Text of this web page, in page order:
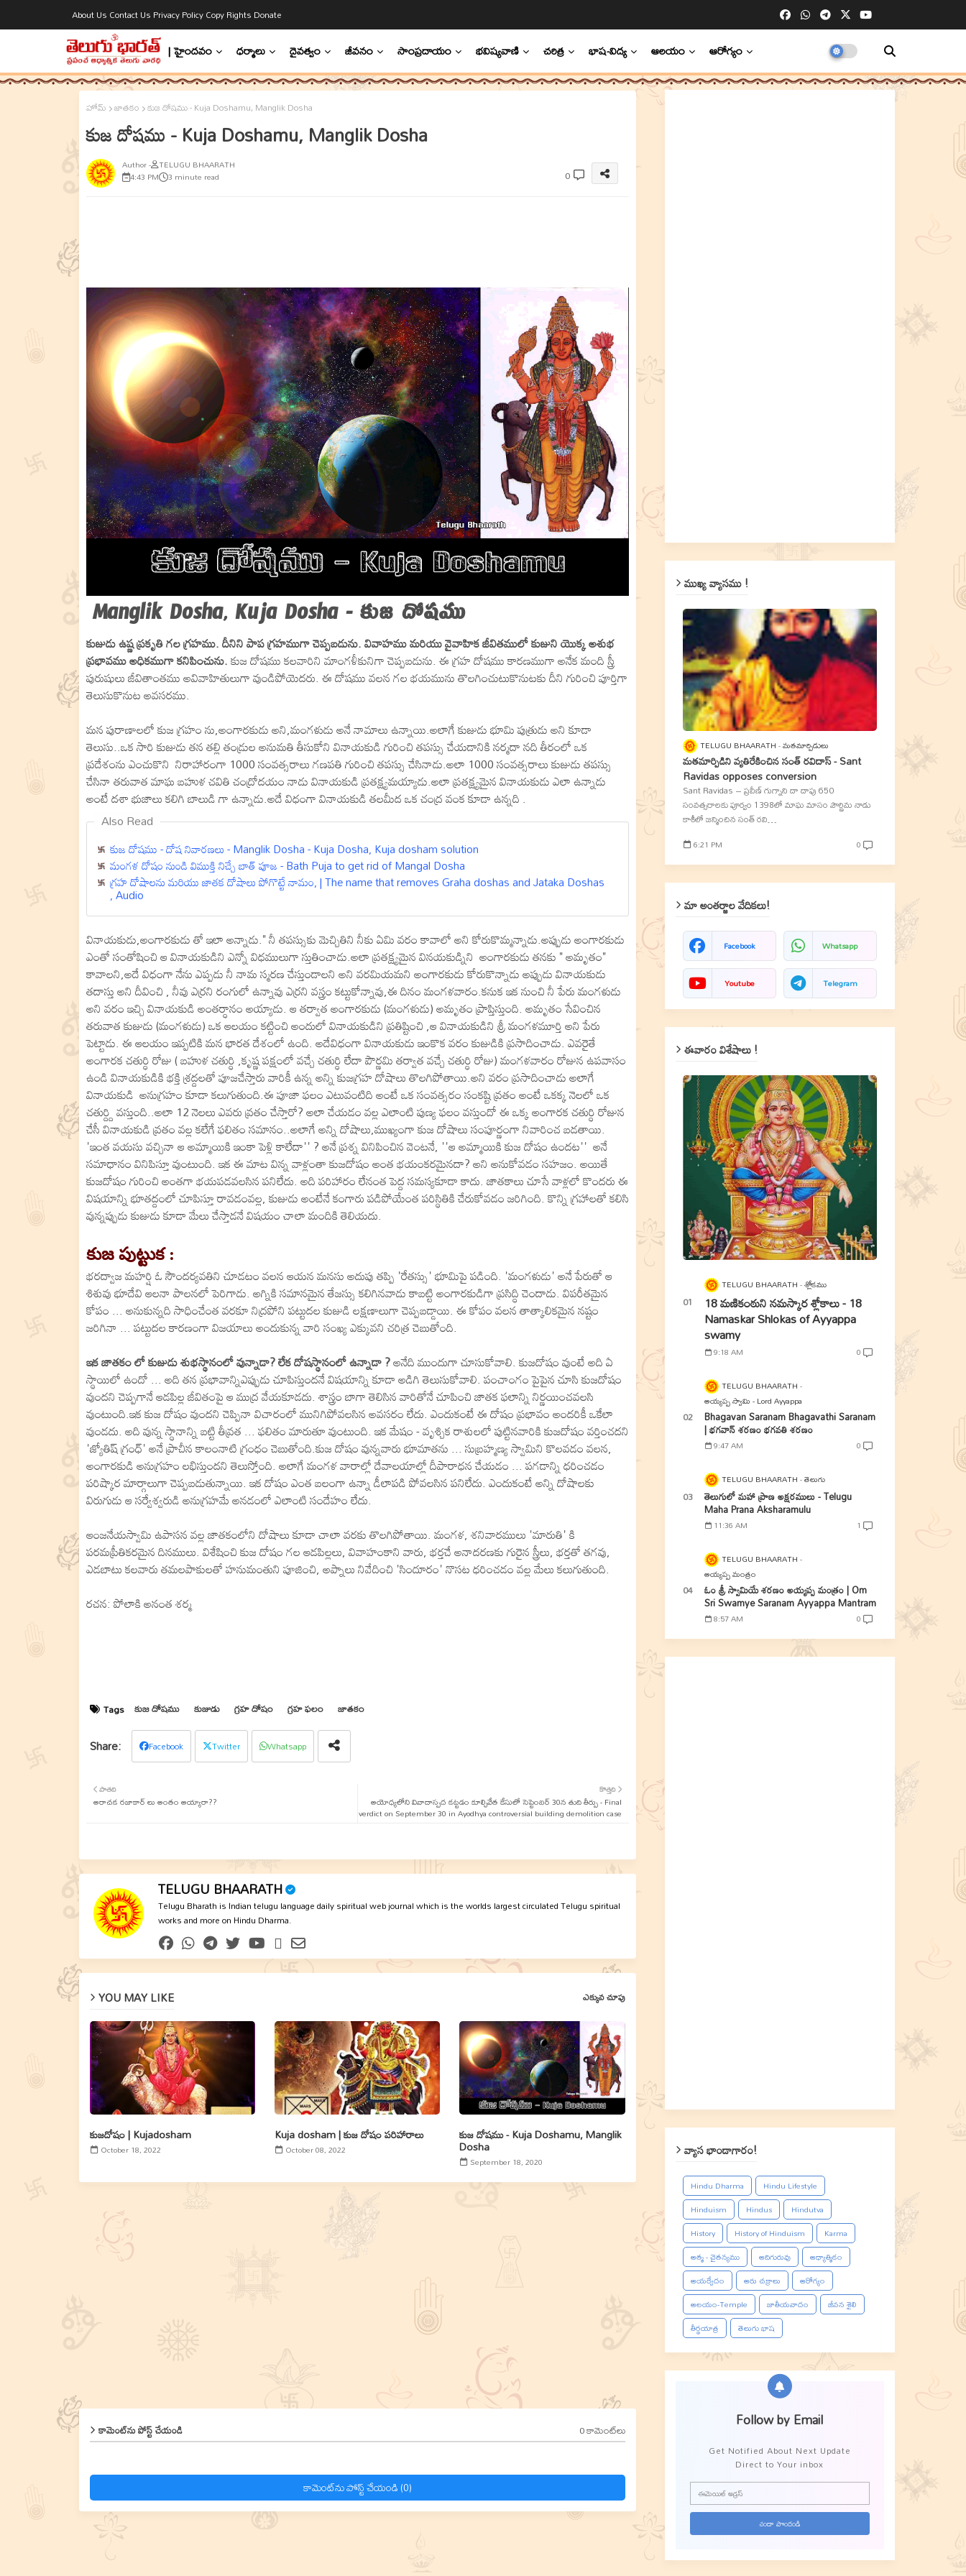
About Us Contact Us Privacy PolicyCopy Rights Donate
| హైందవం ధర్మాలు దైవత్వం జీవనం సాంప్రదాయం భవిష్యవాణి చరిత్ర భాష-విద్య ఆలయం ఆరోగ్యం
హోమ్ జాతకం కుజ దోషము - Kuja Doshamu, Manglik Dosha
కుజ దోషము - Kuja Doshamu, Manglik Dosha
TELUGU BHAARATH
4:43 PM 3 minute read 0
Manglik Dosha, Kuja Dosha - కుజ దోషము
కుజుడు ఉష్ణ ప్రకృతి గల గ్రహము. దీనిని పాప గ్రహముగా చెప్పబడును. వివాహము మరియు వైవాహిక జీవితములో కుజుని యొక్క అశుభ
ప్రభావము అధికముగా కనిపించును.కుజ దోషము కలవారిని మాంగళీకునిగా చెప్పబడును. ఈ గ్రహ దోషము కారణముగా అనేక మంది స్త్రీ
పురుషులు జీవితాంతము అవివాహితులుగా వుండిపోయెదరు. ఈ దోషము వలన గల భయమును తొలగించుటుకొనుటకు దీని గురించి పూర్తిగా
తెలుసుకొనుట అవసరము.
మన పురాణాలలో కుజ గ్రహం ను,అంగారకుడు అని,మంగళుడు అనే నామాలు ఉన్నాయి.అలాగే కుజుడు భూమి పుత్రుడు అని కూడా
తెలుసు..ఒక సారి కుజుడు తన తల్లి తండ్రుల అనుమతి తీసుకోని వినాయకుడి గురించి తపస్సు చేయడానికి నర్మదా నది తీరంలో ఒక
ప్రదేశంను ఎంచుకొని నిరాహారంగా 1000 సంవత్సరాలు గణపతి గురించి తపస్సు చేసినాడు.అలా 1000 సంవత్సరాలు కుజుడు తపస్సు
చేసినా తరువాత మాఘ బహుళ చవితి చంద్రోదయం నాడు వినాయకుడి ప్రతక్ష్యమయ్యాడు.అలా ప్రతక్ష్యమైన వినాయకుడు ఎలా ఉన్నాడు
అంటే దశా భుజాలు కలిగి బాలుడి గా ఉన్నాడు.అదే విధంగా వినాయకుడి తలమీద ఒక చంద్ర వంక కూడా ఉన్నది .
Also Read
కుజ దోషము - దోష నివారణలు - Manglik Dosha - Kuja Dosha, Kuja dosham solution
మంగళ దోషం నుండి విముక్తి నిచ్చే బాత్ పూజ - Bath Puja to get rid of Mangal Dosha
గ్రహ దోషాలను మరియు జాతక దోషాలు పోగొట్టే నామం, | The name that removes Graha doshas and Jataka Doshas
, Audio
వినాయకుడు,అంగారకుడు తో ఇలా అన్నాడు." నీ తపస్సుకు మెచ్చితిని నీకు ఏమి వరం కావాలో అని కోరుకొమ్మన్నాడు.అప్పుడు అంగారకుడు
ఎంతో సంతోషించి ఆ వినాయకుడిని ఎన్నో విధములుగా స్తుతించాడు.అలా ప్రతక్ష్యమైన వినయకుడ్నిని అంగారకుడు తనకు " అమృతం"
కావాలని,అదే విధంగా నేను ఎప్పడు నీ నామ స్మరణ చేస్తుండాలని అని వరమియమని అంగారకుడు కోరుకొన్నాడు అప్పుడు వినాయకుడు
తదాస్తు అని దీవించి , నీవు ఎర్రని రంగులో ఉన్నావు ఎర్రని వస్త్రం కట్టుకోన్నావు,ఈ దినం మంగళవారం.కనుక ఇక నుంచి నీ పేరు మంగళుడు
అని వరం ఇచ్చి వినాయకుడి అంతర్ధానం అయ్యాడు. ఆ తర్వాత అంగారకుడు (మంగళుడు) అమృతం ప్రాప్తిస్తుంది. అమృతం సేవించిన
తరువాత కుజుడు (మంగళుడు) ఒక ఆలయం కట్టించి అందులో వినాయకుడిని ప్రతిష్టించి ,ఆ వినాయకుడిని శ్రీ మంగళమూర్తి అని పేరు
పెట్టాడు. ఈ ఆలయం ఇప్పటికి మన భారత దేశంలో ఉంది. అదేవిధంగా వినాయకుడు ఇంకొక వరం కుజుడికి ప్రసాదించాడు. ఎవరైతే
అంగారక చతుర్ధి రోజు ( బహుళ చతుర్ధి ,కృష్ణ పక్షంలో వచ్చే చతుర్ధి లేదా పౌర్ణమి తర్వాత వచ్చే చతుర్ధి రోజు) మంగళవారం రోజున ఉపవాసం
ఉండి వినాయకుడికి భక్తి శ్రద్దలతో పూజచేస్తారు వారికీ ఉన్న అన్ని కుజగ్రహ దోషాలు తొలగిపోతాయి.అని వరం ప్రసాదించాడు అలాగే
వినాయకుడి అనుగ్రహం కూడా కలుగుతుంది.ఈ పూజా ఫలం ఎటువంటిది అంటే ఒక సంవత్సరం సంకష్టి వ్రతం అంటే ఒకక్క నెలలో ఒక
చతుర్ద్ది వస్తుంది..అలా 12 నెలలు ఎవరు వ్రతం చేస్తారో? అలా చేయడం వల్ల ఎలాంటి పుణ్య ఫలం వస్తుందో ఈ ఒక్క అంగారక చతుర్ధి రోజున
చేసీ వినాయకుడి వ్రతం వల్ల కలేగే ఫలితం సమానం..అలాగే అన్ని దోషాలు,ముఖ్యంగా కుజ దోషాలు సంపూర్ణంగా నివారించ బడతాయి.
'ఇంత వయసు వచ్చినా ఆ అమ్మాయికి ఇంకా పెళ్లి కాలేదా'' ? అనే ప్రశ్న వినిపించిన వెంటనే, ''ఆ అమ్మాయికి కుజ దోషం ఉందట'' అనే
సమాధానం వినిపిస్తూ వుంటుంది. ఇక ఈ మాట విన్న వాళ్లంతా కుజదోషం అంత భయంకరమైనదా? అని అనుకోవడం సహజం. అయితే
కుజదోషం గురించి అంతగా భయపడవలసిన పనిలేదు. అది పరిహారం లేనంత పెద్ద సమస్యకూడా కాదు. జాతకాలు చూసే వాళ్లలో కొందరు ఈ
విషయాన్ని భూతద్దంలో చూపిస్తూ రావడంవల్ల, కుజుడు అంటేనే కంగారు పడిపోయేంత పరిస్థితికి చేరుకోవడం జరిగింది. కొన్ని గ్రహాలతో కలిసి
వున్నప్పుడు కుజుడు కూడా మేలు చేస్తాడనే విషయం చాలా మందికి తెలియదు.
కుజ పుట్టుక :
భరద్వాజ మహర్షి ఓ సౌందర్యవతిని చూడటం వలన ఆయన మనసు అదుపు తప్పి 'రేతస్సు' భూమిపై పడింది. 'మంగళుడు' అనే పేరుతో ఆ
శిశువు భూదేవి ఆలనా పాలనలో పెరిగాడు. అగ్నికి సమానమైన తేజస్సు కలిగినవాడు కాబట్టి అంగారకుడిగా ప్రసిద్ధి చెందాడు. విపరీతమైన
కోపం ... అనుకున్నది సాధించేంత వరకూ నిద్రపోని పట్టుదల కుజుడి లక్షణాలుగా చెప్పబడ్డాయి. ఈ కోపం వలన తాత్కాలికమైన నష్టం
జరిగినా ... పట్టుదల కారణంగా విజయాలు అందుకున్న వారి సంఖ్య ఎక్కువని చరిత్ర చెబుతోంది.
ఇక జాతకం లో కుజుడు శుభస్థానంలో వున్నాడా? లేక దోషస్థానంలో ఉన్నాడా ?అనేది ముందుగా చూసుకోవాలి. కుజదోషం వుంటే అది ఏ
స్థాయిలో ఉందో ... అది తన ప్రభావాన్నిఎప్పుడు చూపిస్తుందనే విషయాన్ని కూడా అడిగి తెలుసుకోవాలి. పంచాంగం పైపైన చూసి కుజదోషం
వుందని చెప్పగానే ఆడపిల్ల జీవితంపై ఆ ముద్ర వేయకూడదు. శాస్త్రం బాగా తెలిసిన వారితోనే చూపించి జాతక ఫలాన్ని నిర్ణయించవలసి
వుంటుంది.ఇక కుజ దోషం వుందని చెప్పినా విచారంలో మునిగిపోవలసిన అవసరం లేదు. ఎందుకంటే ఈ దోషం ప్రభావం అందరికీ ఒకేలా
వుండదు. అది వున్న స్థానాన్ని బట్టి తీవ్రత ... ఫలితం మారుతూ వుంటుంది. ఇక మేషం - వృశ్చిక రాశులలో పుట్టినవారికి కుజదోషం వర్తించదని
'జ్యోతిష్ గ్రంధ్' అనే ప్రాచీన కాలంనాటి గ్రంధం చెబుతోంది.కుజ దోషం వున్నవారు భూమాతను ... సుబ్రహ్మణ్య స్వామిని కొలవడం వలన,
అంగారకుడి అనుగ్రహం లభిస్తుందని తెలుస్తోంది. అలాగే మంగళ వారాల్లో దేవాలయాల్లో దీపారాధన చేయడం ... పగడాన్ని ధరించడం
పరిష్కార మార్గాలుగా చెప్పబడుతున్నాయి. ఇక దోషం ఎంత బలంగా ఉన్నా డీలాపడి పోవలసిన పనిలేదు. ఎందుకంటే అన్ని దోషాలకు
విరుగుడు ఆ సర్వేశ్వరుడి అనుగ్రహమే అనడంలో ఎలాంటి సందేహం లేదు.
ఆంజనేయస్వామి ఉపాసన వల్ల జాతకంలోని దోషాలు కూడా చాలా వరకు తొలగిపోతాయి. మంగళ, శనివారములు 'మారుతి' కి
పరమప్రీతికరమైన దినములు. విశేషించి కుజ దోషం గల ఆడపిల్లలు, వివాహంకాని వారు, భర్తచే అనాదరణకు గురైన స్త్రీలు, భర్తతో తగవు,
ఎడబాటు కలవారు తమలపాకులతో హనుమంతుని పూజించి, అప్నాలు నివేదించి 'సిందూరం' నొసట ధరించడం వల్ల మేలు కలుగుతుంది.
రచన: పోలాకి అనంత శర్మ
Tags కుజ దోషము కుజుడు గ్రహ దోషం గ్రహ ఫలం జాతకం
Facebook Twitter Whatsapp
కొత్తది
అయోధ్యలోని వివాదాస్పద కట్టడం కూల్చివేత కేసులో సెప్టెంబర్‌ 30న తుది తీర్పు - Final
verdict on September 30 in Ayodhya controversial building demolition case
పాతది
అరాచక రజాకార్ లు అంతం అయ్యారా??
TELUGU BHAARATH
Telugu Bharath is Indian telugu language daily spiritual web journal which is the worlds largest circulated Telugu spiritual
works and more on Hindu Dharma.
YOU MAY LIKE ఎక్కువ చూపు
కుజదోషం | Kujadosham
October 18, 2022
Kuja dosham | కుజ దోషం పరిహారాలు
October 08, 2022
కుజ దోషము - Kuja Doshamu, Manglik
Dosha
September 18, 2020
కామెంట్‌ను పోస్ట్ చేయండి 0 కామెంట్‌లు
కామెంట్‌ను పోస్ట్ చేయండి (0)
ముఖ్య వ్యాసము !
TELUGU BHAARATH మతమార్పిడులు
మతమార్పిడిని వ్యతిరేకించిన సంత్‌ రవిదాస్‌ - Sant
Ravidas opposes conversion
Sant Ravidas – ప్రవీణ్‌ గుగ్నాని దా దాపు 650
సంవత్సరాలకు పూర్వం 1398లో మాఘ మాసం పౌర్ణిమ నాడు
కాశీలో జన్మించిన సంత్‌ రవి…
6:21 PM 0
మా అంతర్జాల వేదికలు!
Facebook Whatsapp
Youtube Telegram
ఈవారం విశేషాలు !
TELUGU BHAARATH శ్లోకము
18 మణికంఠుని నమస్కార శ్లోకాలు - 18
Namaskar Shlokas of Ayyappa
swamy
9:18 AM 0
TELUGU BHAARATH
అయ్యప్ప స్వామి - Lord Ayyappa
Bhagavan Saranam Bhagavathi Saranam
| భగవాన్ శరణం భగవతి శరణం
9:47 AM 0
TELUGU BHAARATH తెలుగు
తెలుగులో మహా ప్రాణ అక్షరములు - Telugu
Maha Prana Aksharamulu
11:36 AM 1
TELUGU BHAARATH
అయ్యప్ప మంత్రం
ఓం శ్రీ స్వామియే శరణం అయ్యప్ప మంత్రం | Om
Sri Swamye Saranam Ayyappa Mantram
8:57 AM 0
వ్యాస భాండాగారం!
Hindu Dharma
Hindu Lifestyle
Hinduism
Hindus
Hindutva
History
History of Hinduism
Karma
ఆత్మ - చైతన్యము
ఆదిగురువు
ఆధ్యాత్మికం
ఆయర్వేదం
ఆరు చక్రాలు
ఆరోగ్యం
ఆలయం-Temple
జాతీయవాదం
జీవన శైలి
తీర్థయాత్ర
తెలుగు భాష
Follow by Email
Get Notified About Next Update
Direct to Your inbox